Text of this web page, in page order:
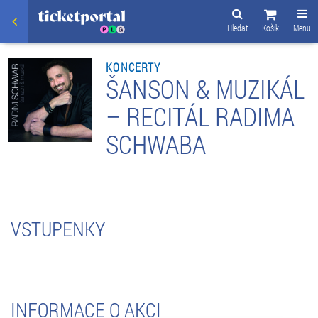
Menu
Košík
Hledat
KONCERTY
ŠANSON & MUZIKÁL
– RECITÁL RADIMA
SCHWABA
VSTUPENKY
INFORMACE O AKCI